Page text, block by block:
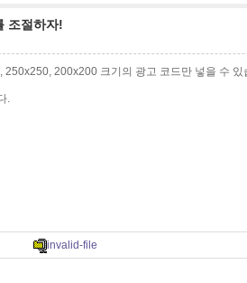
조절하자!
200x200 크기의 광고 코드만 넣을 수 있
.
invalid-file